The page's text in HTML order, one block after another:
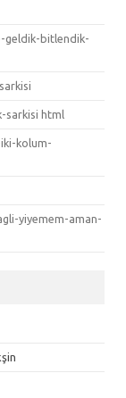
geldik-bitlendik-
sarkisi html
kolum-
yiyemem-aman-